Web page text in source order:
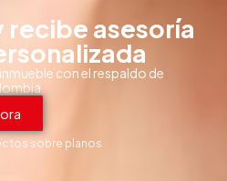
asesoría
con el respaldo de
sobre planos